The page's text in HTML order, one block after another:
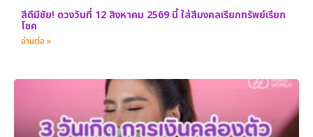
สีดีมีชัย! ดวงวันที่ 12 สิงหาคม 2569 นี้ ใส่สีมงคลเรียกทรัพย์เรียก
โชค
อ่านต่อ »